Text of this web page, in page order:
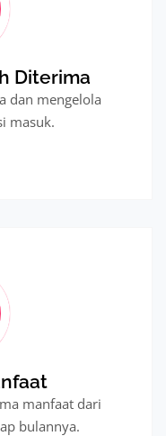
Diterima
dan mengelola
masuk.
manfaat dari
bulannya.